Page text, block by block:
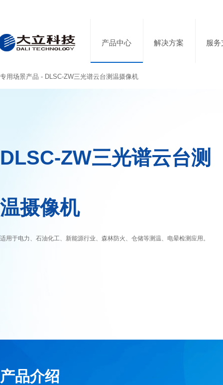
产品中心 解决方案 服
专用场景产品 - DLSC-ZW三光谱云台测温摄像机
DLSC-ZW三光谱云台测
温摄像机
适用于电力、石油化工、新能源行业、森林防火、仓储等测温、电晕检测应用。
产品介绍